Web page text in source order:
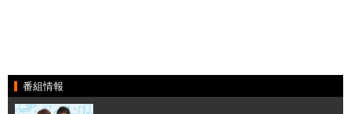
番組情報